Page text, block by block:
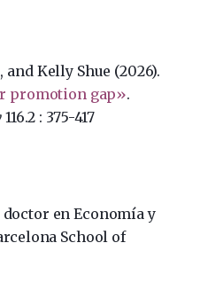
Kelly Shue (2026).
promotion gap».
116.2 : 375-417
en Economía y
School of